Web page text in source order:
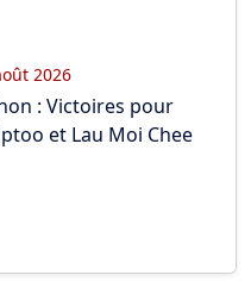
2026
: Victoires pour
et Lau Moi Chee